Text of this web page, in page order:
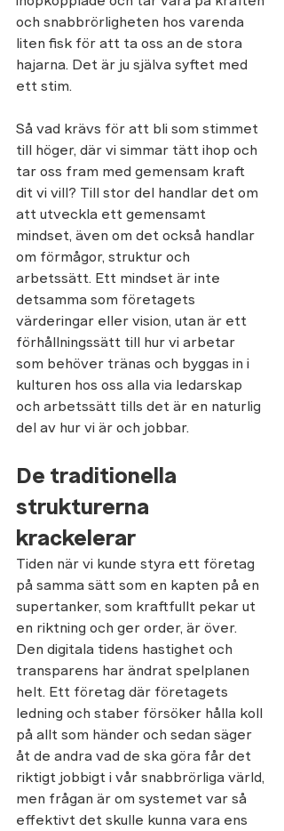
och snabbrörligheten hos varenda
liten fisk för att ta oss an de stora
hajarna. Det är ju själva syftet med
ett stim.
Så vad krävs för att bli som stimmet
till höger, där vi simmar tätt ihop och
tar oss fram med gemensam kraft
dit vi vill? Till stor del handlar det om
att utveckla ett gemensamt
mindset, även om det också handlar
om förmågor, struktur och
arbetssätt. Ett mindset är inte
detsamma som företagets
värderingar eller vision, utan är ett
förhållningssätt till hur vi arbetar
som behöver tränas och byggas in i
kulturen hos oss alla via ledarskap
och arbetssätt tills det är en naturlig
del av hur vi är och jobbar.
De traditionella
strukturerna
krackelerar
Tiden när vi kunde styra ett företag
på samma sätt som en kapten på en
supertanker, som kraftfullt pekar ut
en riktning och ger order, är över.
Den digitala tidens hastighet och
transparens har ändrat spelplanen
helt. Ett företag där företagets
ledning och staber försöker hålla koll
på allt som händer och sedan säger
åt de andra vad de ska göra får det
riktigt jobbigt i vår snabbrörliga värld,
men frågan är om systemet var så
effektivt det skulle kunna vara ens